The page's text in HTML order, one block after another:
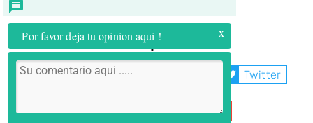
Por favor deja tu opinion aqui ! x
Compartir:
WhatsApp Twitter
Telegram Email